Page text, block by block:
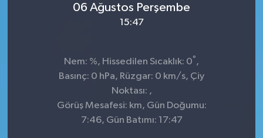
06 Ağustos Perşembe
15:47
Nem: %, Hissedilen Sıcaklık: 0° ,
Basınç: 0 hPa, Rüzgar: 0 km/s, Çiy
Noktası: ,
Görüş Mesafesi: km, Gün Doğumu:
7:46, Gün Batımı: 17:47